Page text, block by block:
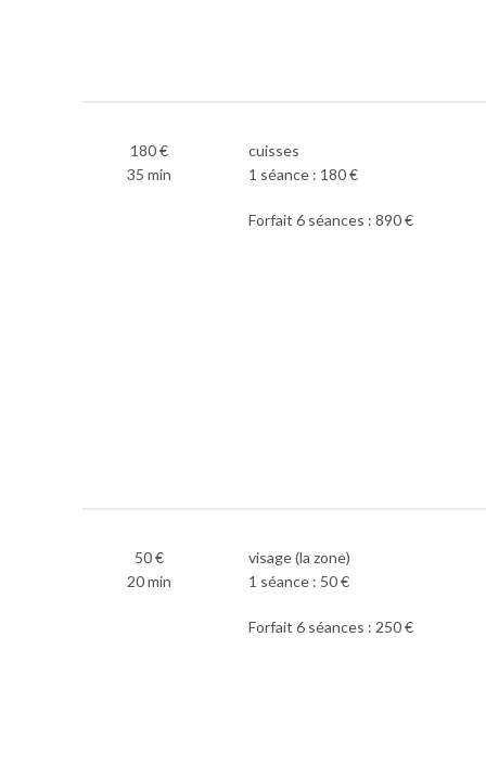
180 €
35 min
cuisses
1 séance : 180 €
Forfait 6 séances : 890 €
50 €
20 min
visage (la zone)
1 séance : 50 €
Forfait 6 séances : 250 €